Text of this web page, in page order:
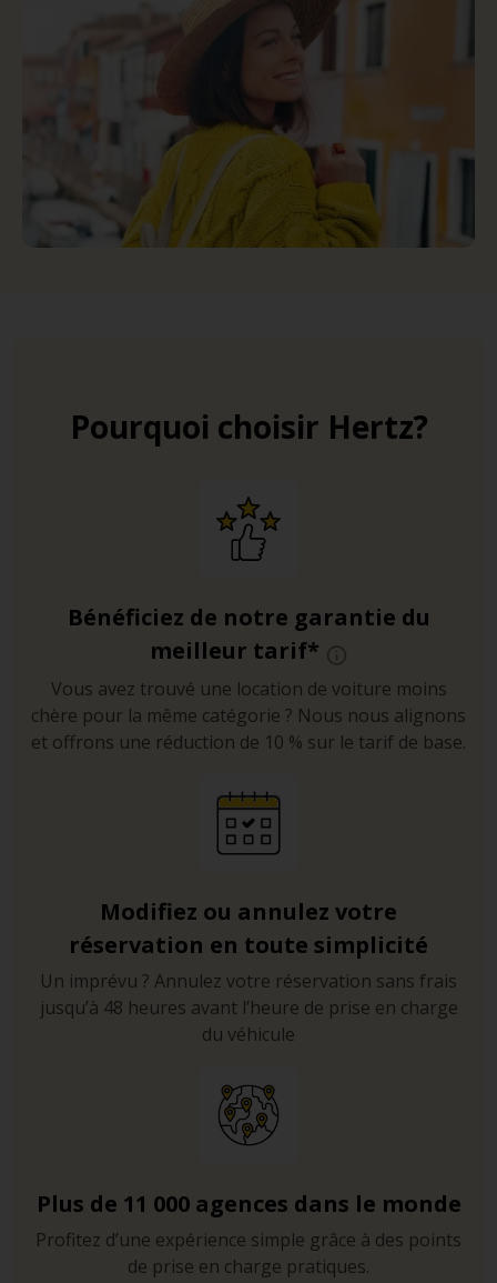
Pourquoi choisir Hertz?
Bénéficiez de notre garantie du
meilleur tarif*
Vous avez trouvé une location de voiture moins
chère pour la même catégorie ? Nous nous alignons
et offrons une réduction de 10 % sur le tarif de base.
Modifiez ou annulez votre
réservation en toute simplicité
Un imprévu ? Annulez votre réservation sans frais
jusqu’à 48 heures avant l’heure de prise en charge
du véhicule
Plus de 11 000 agences dans le monde
Profitez d’une expérience simple grâce à des points
de prise en charge pratiques.